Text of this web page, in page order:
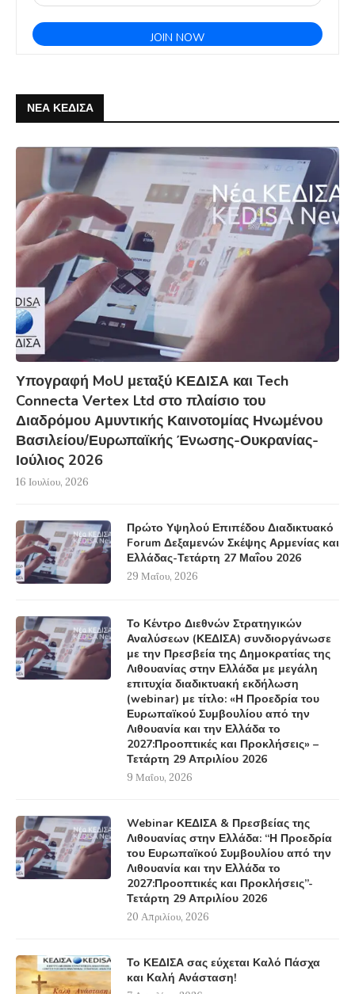
ΝΕΑ ΚΕΔΙΣΑ
Υπογραφή MoU μεταξύ ΚΕΔΙΣΑ και Tech
Connecta Vertex Ltd στο πλαίσιο του
Διαδρόμου Αμυντικής Καινοτομίας Ηνωμένου
Βασιλείου/Ευρωπαϊκής Ένωσης-Ουκρανίας-
Ιούλιος 2026
16 Ιουλίου, 2026
Πρώτο Υψηλού Επιπέδου Διαδικτυακό
Forum Δεξαμενών Σκέψης Αρμενίας και
Ελλάδας-Τετάρτη 27 Μαΐου 2026
29 Μαΐου, 2026
Το Κέντρο Διεθνών Στρατηγικών
Αναλύσεων (ΚΕΔΙΣΑ) συνδιοργάνωσε
με την Πρεσβεία της Δημοκρατίας της
Λιθουανίας στην Ελλάδα με μεγάλη
επιτυχία διαδικτυακή εκδήλωση
(webinar) με τίτλο: «Η Προεδρία του
Ευρωπαϊκού Συμβουλίου από την
Λιθουανία και την Ελλάδα το
2027:Προοπτικές και Προκλήσεις» –
Τετάρτη 29 Απριλίου 2026
9 Μαΐου, 2026
Webinar ΚΕΔΙΣΑ & Πρεσβείας της
Λιθουανίας στην Ελλάδα: “Η Προεδρία
του Ευρωπαϊκού Συμβουλίου από την
Λιθουανία και την Ελλάδα το
2027:Προοπτικές και Προκλήσεις”-
Τετάρτη 29 Απριλίου 2026
20 Απριλίου, 2026
Το ΚΕΔΙΣΑ σας εύχεται Καλό Πάσχα
και Καλή Ανάσταση!